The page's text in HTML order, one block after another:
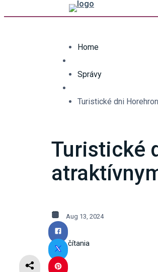
Home
Správy
Turistické dni
Turistické
Aug 13, 2024
4
min čítania